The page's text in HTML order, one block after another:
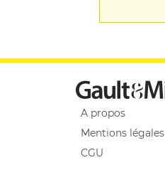
A propos
Mentions légales
CGU